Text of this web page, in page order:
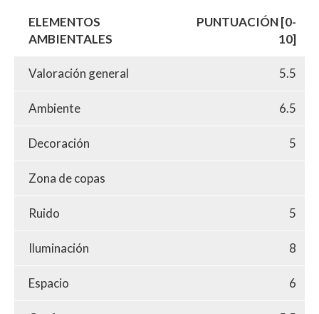
ELEMENTOS
AMBIENTALES
PUNTUACIÓN [0-
10]
Valoración general 5.5
Ambiente 6.5
Decoración 5
Zona de copas
Ruido 5
Iluminación 8
Espacio 6